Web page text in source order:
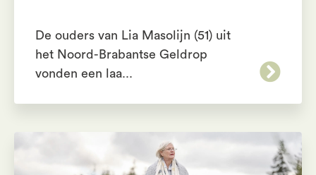
De ouders van Lia Masolijn (51) uit
het Noord-Brabantse Geldrop
vonden een laa...